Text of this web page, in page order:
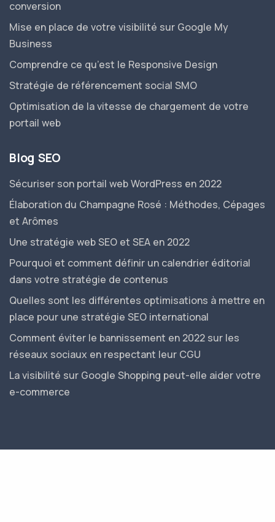
conversion
Mise en place de votre visibilité sur Google My
Business
Comprendre ce qu’est le Responsive Design
Stratégie de référencement social SMO
Optimisation de la vitesse de chargement de votre
portail web
Blog SEO
Sécuriser son portail web WordPress en 2022
Élaboration du Champagne Rosé : Méthodes, Cépages
et Arômes
Une stratégie web SEO et SEA en 2022
Pourquoi et comment définir un calendrier éditorial
dans votre stratégie de contenus
Quelles sont les différentes optimisations à mettre en
place pour une stratégie SEO international
Comment éviter le bannissement en 2022 sur les
réseaux sociaux en respectant leur CGU
La visibilité sur Google Shopping peut-elle aider votre
e-commerce